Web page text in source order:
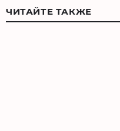
ЧИТАЙТЕ ТАКЖЕ